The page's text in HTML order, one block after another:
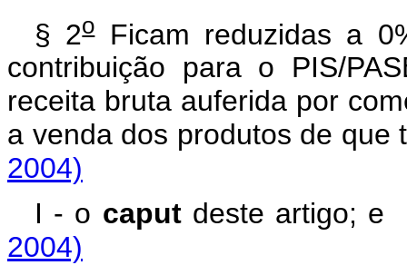
§ 2oFicam reduzidas a
contribuição para o PIS/
receita bruta auferida por
a venda dos produtos de que
2004)
I - o caputdeste
2004)